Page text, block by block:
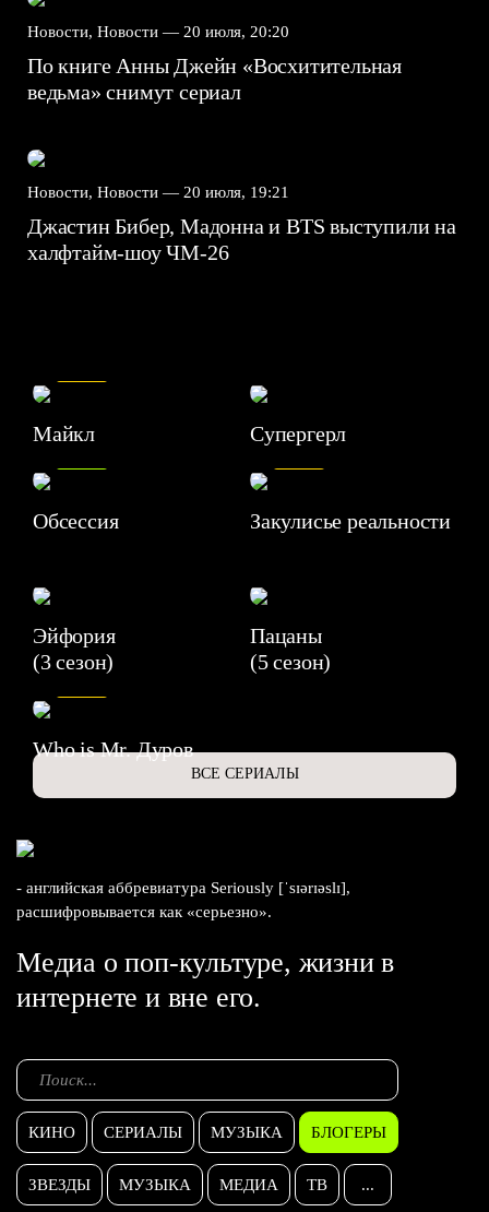
Новости, Новости — 20 июля, 20:20
По книге Анны Джейн «Восхитительная
ведьма» снимут сериал
Новости, Новости — 20 июля, 19:21
Джастин Бибер, Мадонна и BTS выступили на
халфтайм-шоу ЧМ-26
Майкл Супергерл
Обсессия
7.1
Закулисье реальности
Эйфория
(3 сезон)
Пацаны
(5 сезон)
Who is Mr. Дуров
ВСЕ СЕРИАЛЫ
- английская аббревиатура Seriously [ˈsɪərɪəslɪ],
расшифровывается как «серьезно».
Медиа о поп-культуре, жизни в
интернете и вне его.
КИНО СЕРИАЛЫ МУЗЫКА БЛОГЕРЫ
ЗВЕЗДЫ МУЗЫКА МЕДИА ТВ ...